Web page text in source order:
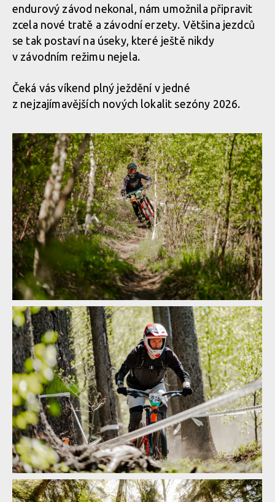
endurový závod nekonal, nám umožnila připravit
zcela nové tratě a závodní erzety. Většina jezdců
se tak postaví na úseky, které ještě nikdy
v závodním režimu nejela.
Čeká vás víkend plný ježdění v jedné
z nejzajímavějších nových lokalit sezóny 2026.
Bosch Fresh Enduro Děčín 2026: Buďte u historické premiéry!
Bosch Fresh Enduro Děčín 2026: Buďte u historické premiéry!
Bosch Fresh Enduro Děčín 2026: Buďte u historické premiéry!
Bosch Fresh Enduro Děčín 2026: Buďte u historické premiéry!